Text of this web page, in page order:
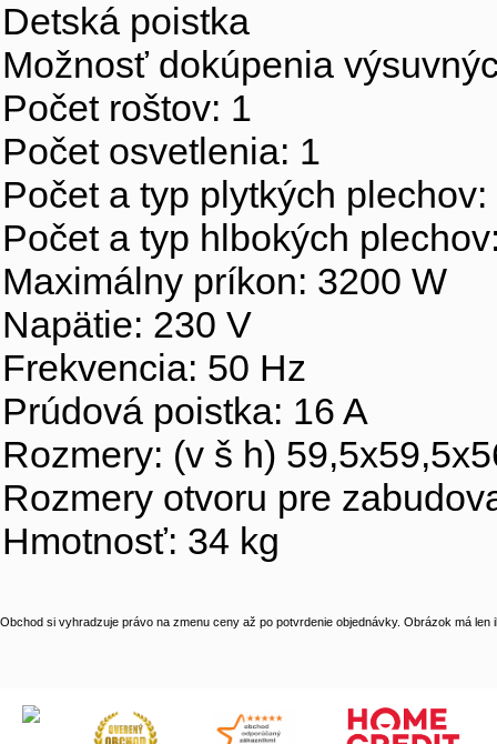
Detská poistka
Možnosť dokúpenia
Počet roštov: 1
Počet osvetlenia: 1
Počet a typ plytkých
Počet a typ hlbokých
Maximálny príkon: 3200 W
Napätie: 230 V
Frekvencia: 50 Hz
Prúdová poistka: 16 A
Rozmery: (v š h)
Rozmery otvoru pre
Hmotnosť: 34 kg
Obchod si vyhradzuje právo na zmenu ceny až po potvrdenie objednávky. Obrázok má len